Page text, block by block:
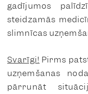
gadījumos
steidzamās
slimnīcas
Svarīgi! Pirms
uzņemšanas
pārrunāt